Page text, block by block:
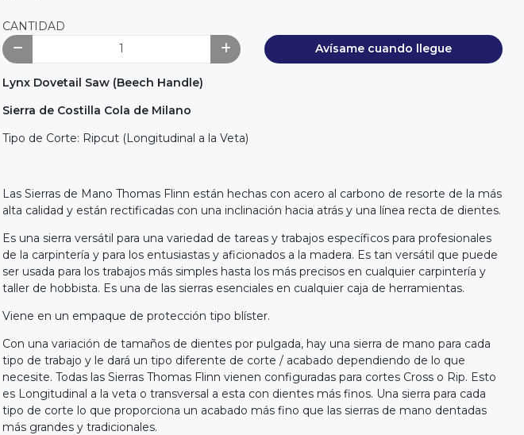
CANTIDAD
Avísame cuando llegue
Lynx Dovetail Saw (Beech Handle)
Sierra de Costilla Cola de Milano
Tipo de Corte: Ripcut (Longitudinal a la Veta)
Las Sierras de Mano Thomas Flinn están hechas con acero al carbono de resorte de la más
alta calidad y están rectificadas con una inclinación hacia atrás y una línea recta de dientes.
Es una sierra versátil para una variedad de tareas y trabajos específicos para profesionales
de la carpintería y para los entusiastas y aficionados a la madera. Es tan versátil que puede
ser usada para los trabajos más simples hasta los más precisos en cualquier carpintería y
taller de hobbista. Es una de las sierras esenciales en cualquier caja de herramientas.
Viene en un empaque de protección tipo blíster.
Con una variación de tamaños de dientes por pulgada, hay una sierra de mano para cada
tipo de trabajo y le dará un tipo diferente de corte / acabado dependiendo de lo que
necesite. Todas las Sierras Thomas Flinn vienen configuradas para cortes Cross o Rip. Esto
es Longitudinal a la veta o transversal a esta con dientes más finos. Una sierra para cada
tipo de corte lo que proporciona un acabado más fino que las sierras de mano dentadas
más grandes y tradicionales.